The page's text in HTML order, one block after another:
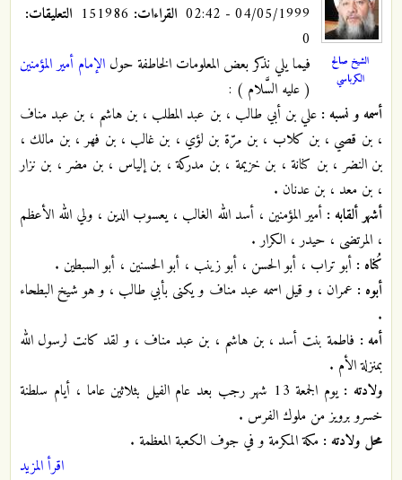
الشيخ صالح
الكرباسي
04/05/1999 - 02:42 القراءات:
التعليقات:
0
فيما يلي نذكر بعض المعلومات الخاطفة حول الإمام أمير المؤمنين
( عليه السَّلام ) :
أسمه و نسبه : علي بن أبي طالب ، بن عبد المطلب ، بن هاشم ، بن عبد مناف
، بن قصي ، بن كلاب ، بن مرّة بن لؤي ، بن غالب ، بن فهر ، بن مالك ،
بن النضر ، بن كنانة ، بن خزيمة ، بن مدركة ، بن إلياس ، بن مضر ، بن نزار
، بن معد ، بن عدنان .
أشهر ألقابه : أمير المؤمنين ، أسد الله الغالب ، يعسوب الدين ، ولي الله الأعظم
، المرتضى ، حيدر ، الكرار .
كُناه : أبو تراب ، أبو الحسن ، أبو زينب ، أبو الحسنين ، أبو السبطين .
أبوه : عمران ، و قيل اسمه عبد مناف و يكنى بأبي طالب ، و هو شيخ البطحاء
.
أمه : فاطمة بنت أسد ، بن هاشم ، بن عبد مناف ، و لقد كانت لرسول الله
بمنزلة الأم .
ولادته :
يوم الجمعة 13 شهر رجب بعد عام الفيل بثلاثين عاما ، أيام سلطنة
خسرو برويز من ملوك الفرس .
محل ولادته : مكة المكرمة و في جوف الكعبة المعظمة .
اقرأ المزيد